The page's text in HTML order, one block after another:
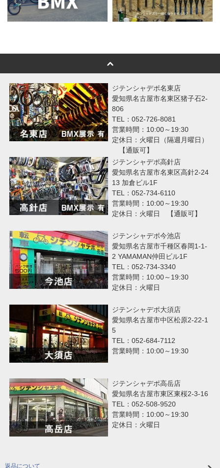
ジテンシャデポ名東店
愛知県名古屋市名東区猪子石2-
806
TEL：052-726-8081
営業時間：10:00～19:30
定休日：火曜日（隔週月曜日）
【通販可】
ジテンシャデポ高針店
愛知県名古屋市名東区高針2-24
13 加倉ビル1F
TEL：052-734-6110
営業時間：10:00～19:30
定休日：火曜日 【通販可】
ジテンシャデポ今池店
愛知県名古屋市千種区春岡1-1-
2 YAMAMAN仲田ビル1F
TEL：052-734-3340
営業時間：10:00～19:30
定休日：火曜日
ジテンシャデポ大須店
愛知県名古屋市中区松原2-22-1
5
TEL：052-684-7112
営業時間：10:00～19:30
ジテンシャデポ高岳店
愛知県名古屋市東区東桜2-3-16
TEL：052-508-9520
営業時間：10:00～19:30
定休日：火曜日
返品について